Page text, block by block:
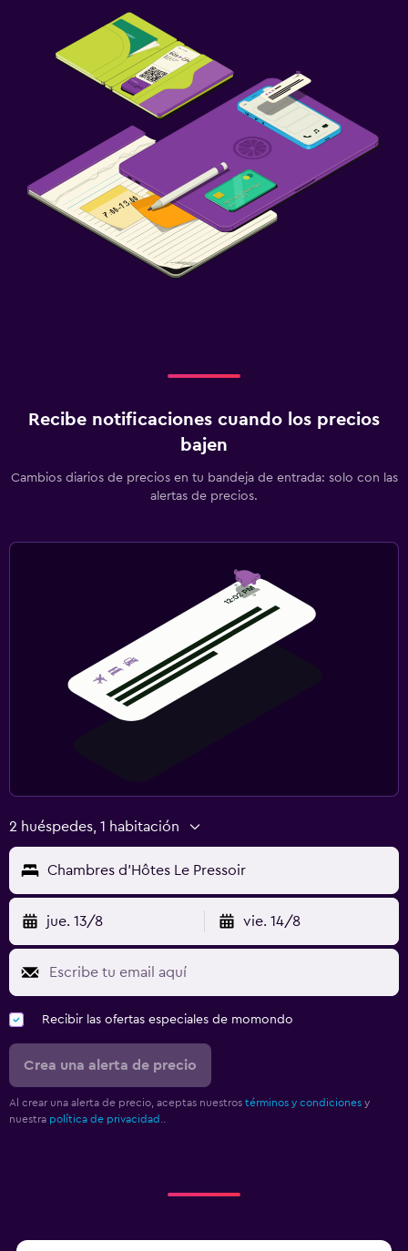
Recibe notificaciones cuando los precios
bajen
Cambios diarios de precios en tu bandeja de entrada: solo con las
alertas de precios.
2 huéspedes, 1 habitación
Chambres d'Hôtes Le Pressoir
jue. 13/8 vie. 14/8
Recibir las ofertas especiales de momondo
Crea una alerta de precio
Al crear una alerta de precio, aceptas nuestros términos y condiciones y
nuestra política de privacidad.